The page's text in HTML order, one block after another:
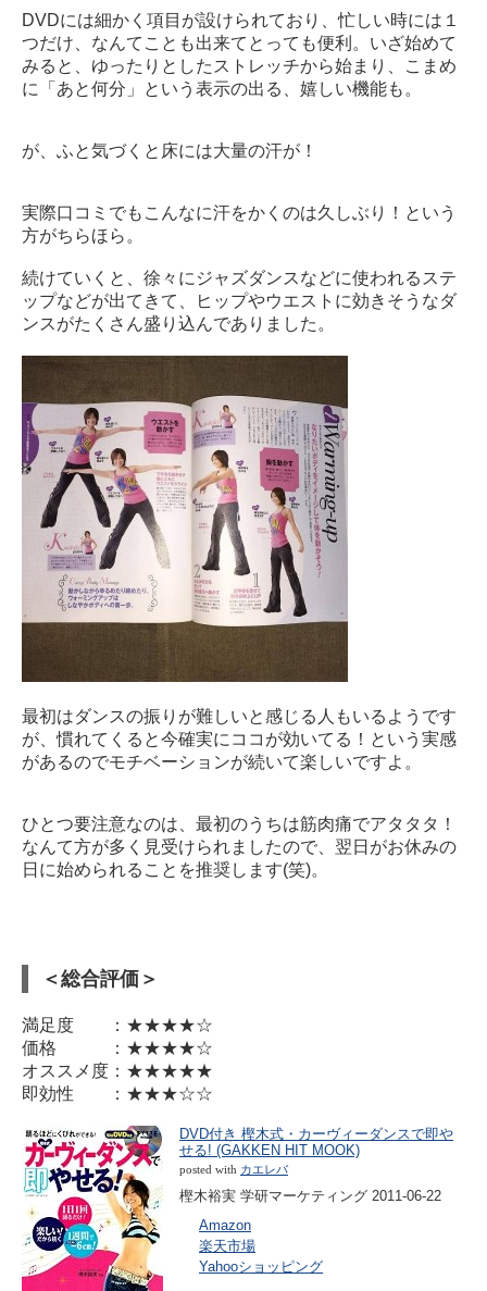
DVDには細かく項目が設けられており、忙しい時には１
つだけ、なんてことも出来てとっても便利。いざ始めて
みると、ゆったりとしたストレッチから始まり、こまめ
に「あと何分」という表示の出る、嬉しい機能も。
が、ふと気づくと床には大量の汗が！
実際口コミでもこんなに汗をかくのは久しぶり！という
方がちらほら。
続けていくと、徐々にジャズダンスなどに使われるステ
ップなどが出てきて、ヒップやウエストに効きそうなダ
ンスがたくさん盛り込んでありました。
最初はダンスの振りが難しいと感じる人もいるようです
が、慣れてくると今確実にココが効いてる！という実感
があるのでモチベーションが続いて楽しいですよ。
ひとつ要注意なのは、最初のうちは筋肉痛でアタタタ！
なんて方が多く見受けられましたので、翌日がお休みの
日に始められることを推奨します(笑)。
＜総合評価＞
満足度 ：★★★★☆
価格 ：★★★★☆
オススメ度：★★★★★
即効性 ：★★★☆☆
DVD付き 樫木式・カーヴィーダンスで即や
せる! (GAKKEN HIT MOOK)
posted with カエレバ
樫木裕実 学研マーケティング 2011-06-22
Amazon
楽天市場
Yahooショッピング